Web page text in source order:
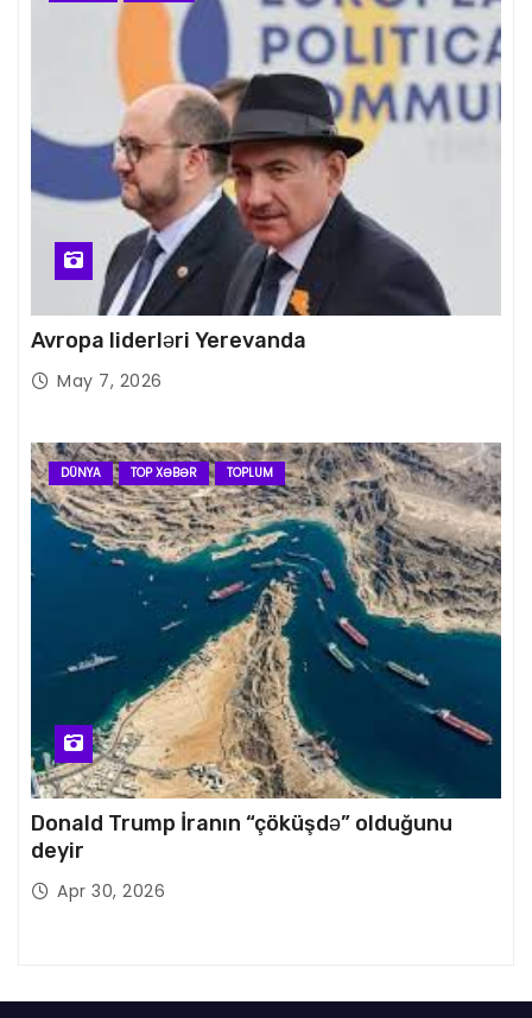
Avropa liderləri Yerevanda
May 7, 2026
DÜNYA TOP XƏBƏR TOPLUM
Donald Trump İranın “çöküşdə” olduğunu
deyir
Apr 30, 2026